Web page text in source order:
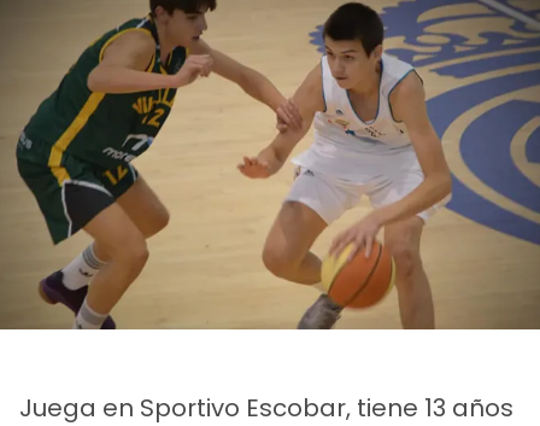
Juega en Sportivo Escobar, tiene 13 años